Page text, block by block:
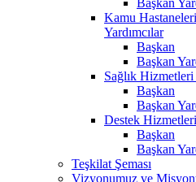
Kamu
Yardımcılar
Başkan
Başkan
Sağlık Hizmetleri
Başkan
Başkan
Destek Hizmetleri
Başkan
Başkan
Teşkilat Şeması
Vizyonumuz ve